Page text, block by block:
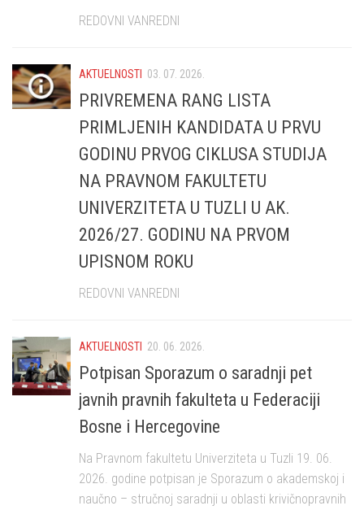
REDOVNI VANREDNI
AKTUELNOSTI 03. 07. 2026.
PRIVREMENA RANG LISTA
PRIMLJENIH KANDIDATA U PRVU
GODINU PRVOG CIKLUSA STUDIJA
NA PRAVNOM FAKULTETU
UNIVERZITETA U TUZLI U AK.
2026/27. GODINU NA PRVOM
UPISNOM ROKU
REDOVNI VANREDNI
AKTUELNOSTI 20. 06. 2026.
Potpisan Sporazum o saradnji pet
javnih pravnih fakulteta u Federaciji
Bosne i Hercegovine
Na Pravnom fakultetu Univerziteta u Tuzli 19. 06.
2026. godine potpisan je Sporazum o akademskoj i
naučno – stručnoj saradnji u oblasti krivičnopravnih